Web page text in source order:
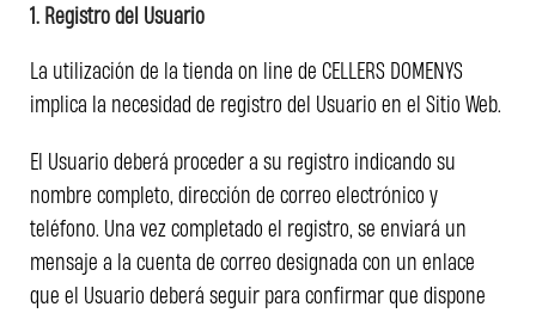
1. Registro del Usuario
La utilización de la tienda on line de CELLERS DOMENYS
implica la necesidad de registro del Usuario en el Sitio Web.
El Usuario deberá proceder a su registro indicando su
nombre completo, dirección de correo electrónico y
teléfono. Una vez completado el registro, se enviará un
mensaje a la cuenta de correo designada con un enlace
que el Usuario deberá seguir para confirmar que dispone